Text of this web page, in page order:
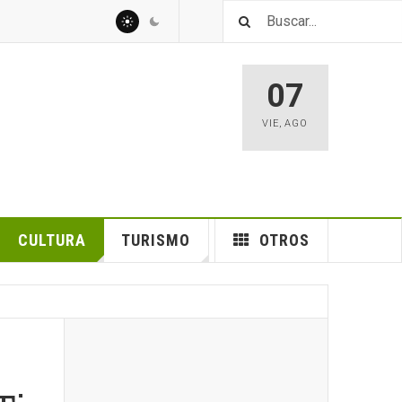
07
VIE,AGO
CULTURA TURISMO OTROS